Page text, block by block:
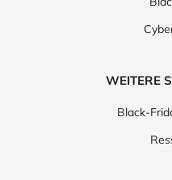
WEITERE
Black-